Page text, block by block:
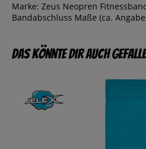
Marke: Zeus Neopren
Bandabschluss Maße (ca.
Das könnte dir auch